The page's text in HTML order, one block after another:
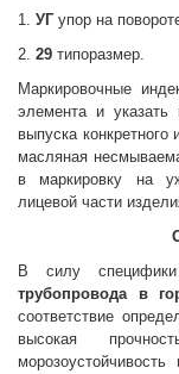
1. УГ упор на
2. 29 типоразмер.
Маркировочные
элемента и указать
выпуска
масляная
в маркировку на
лицевой части
В силу
трубопровода в
соответствие
высокая